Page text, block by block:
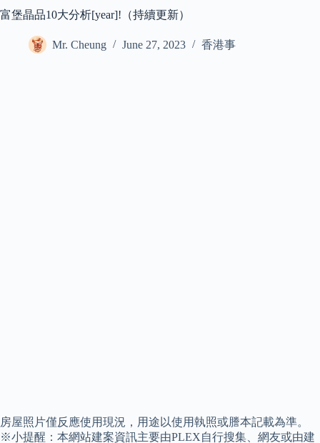
富堡晶品10大分析[year]!（持續更新）
Mr. Cheung June 27, 2023 香港事
房屋照片僅反應使用現況，用途以使用執照或謄本記載為準。
※小提醒：本網站建案資訊主要由PLEX自行搜集、網友或由建